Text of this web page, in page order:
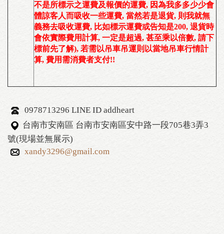
不是所標示之運費及報價的運費, 因為我多多少少會
體諒客人而吸收一些運費, 當然若是退貨, 則我就無
義務去吸收運費, 比如標示運費或告知是200, 退貨時
會依實際費用計算, 一定是超過, 甚至乘以倍數, 請下
標前先了解), 若需以吊車吊運則以當地吊車行情計
算, 費用需消費者支付!!
0978713296 LINE ID addheart
台南市安南區 台南市安南區安中路一段705巷3弄3
號(現場並無展示)
xandy3296@gmail.com